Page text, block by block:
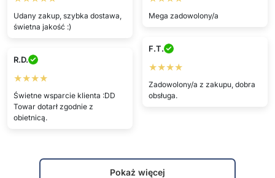
Udany zakup, szybka dostawa,
świetna jakość :)
Mega zadowolony/a
F.T.
★★★★
Zadowolony/a z zakupu, dobra
obsługa.
R.D.
★★★★
Świetne wsparcie klienta :DD
Towar dotarł zgodnie z
obietnicą.
Pokaż więcej